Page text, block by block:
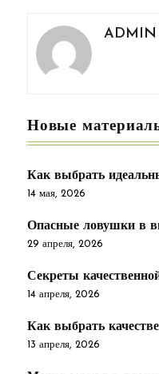
ADMIN
Новые
Как выбрать
14 мая, 2026
Опасные ловушки в
29 апреля, 2026
Секреты
14 апреля, 2026
Как выбрать
13 апреля, 2026